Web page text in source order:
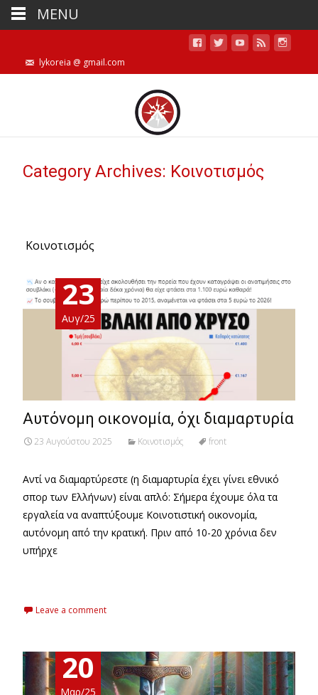
lykoreia @ gmail.com
Category Archives: Κοινοτισμός
Κοινοτισμός
23
Αυγ/25
Αυτόνομη οικονομία, όχι διαμαρτυρία
23 Αυγούστου 2025 Κοινοτισμός front
Αντί να διαμαρτύρεστε (η διαμαρτυρία έχει γίνει εθνικό
σπορ των Ελλήνων) είναι απλό: Σήμερα έχουμε όλα τα
εργαλεία να αναπτύξουμε Κοινοτιστική οικονομία,
αυτόνομη από την κρατική. Πριν από 10-20 χρόνια δεν
υπήρχε
Leave a comment
20
Μαρ/25
MENU